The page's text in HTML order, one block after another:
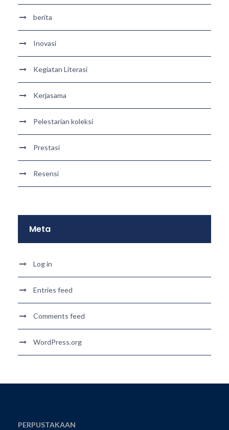
berita
Inovasi
Kegiatan Literasi
Kerjasama
Pelestarian koleksi
Prestasi
Resensi
Meta
Log in
Entries feed
Comments feed
WordPress.org
PERPUSTAKAAN